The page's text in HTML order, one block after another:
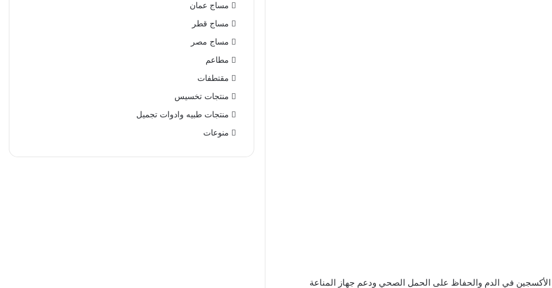
في الدم والحفاظ على الحمل الصحي ودعم جهاز المناعة
مساج عمان
مساج قطر
مساج مصر
مطاعم
مقتطفات
منتجات تخسيس
منتجات طبيه وادوات تجميل
منوعات